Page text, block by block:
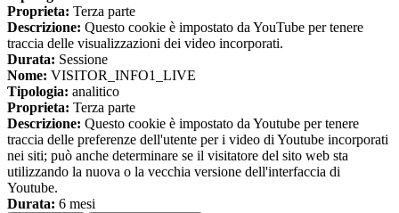
Proprieta: Terza parte
Descrizione: Questo cookie è impostato da YouTube per tenere
traccia delle visualizzazioni dei video incorporati.
Durata: Sessione
Nome: VISITOR_INFO1_LIVE
Tipologia: analitico
Proprieta: Terza parte
Descrizione: Questo cookie è impostato da Youtube per tenere
traccia delle preferenze dell'utente per i video di Youtube incorporati
nei siti; può anche determinare se il visitatore del sito web sta
utilizzando la nuova o la vecchia versione dell'interfaccia di
Youtube.
Durata: 6 mesi